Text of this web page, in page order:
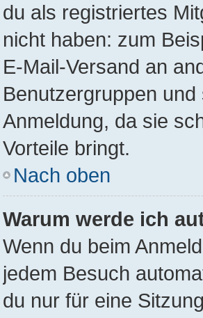
du als registriertes
nicht haben: zum
E-Mail-Versand an
Benutzergruppen
Anmeldung, da sie
Vorteile bringt.
Nach oben
Warum werde ich
Wenn du beim
jedem Besuch
du nur für eine